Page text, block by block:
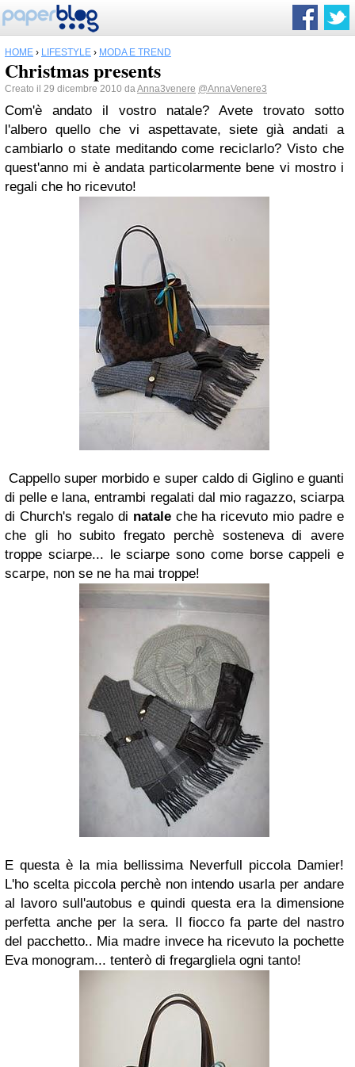
HOME › LIFESTYLE › MODA E TREND
Christmas presents
Creato il 29 dicembre 2010 daAnna3venere @AnnaVenere3
Com'è andato il vostro natale? Avete trovato sotto
l'albero quello che vi aspettavate, siete già andati a
cambiarlo o state meditando come reciclarlo? Visto che
quest'anno mi è andata particolarmente bene vi mostro i
regali che ho ricevuto!
Cappello super morbido e super caldo di Giglino e guanti
di pelle e lana, entrambi regalati dal mio ragazzo, sciarpa
di Church's regalo di nataleche ha ricevuto mio padre e
che gli ho subito fregato perchè sosteneva di avere
troppe sciarpe... le sciarpe sono come borse cappeli e
scarpe, non se ne ha mai troppe!
E questa è la mia bellissima Neverfull piccola Damier!
L'ho scelta piccola perchè non intendo usarla per andare
al lavoro sull'autobus e quindi questa era la dimensione
perfetta anche per la sera. Il fiocco fa parte del nastro
del pacchetto.. Mia madre invece ha ricevuto la pochette
Eva monogram... tenterò di fregargliela ogni tanto!